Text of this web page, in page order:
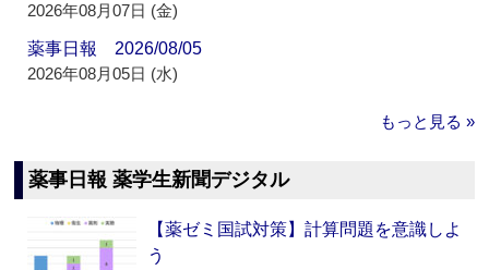
2026年08月07日 (金)
薬事日報 2026/08/05
2026年08月05日 (水)
もっと見る »
薬事日報 薬学生新聞デジタル
【薬ゼミ国試対策】計算問題を意識しよ
う